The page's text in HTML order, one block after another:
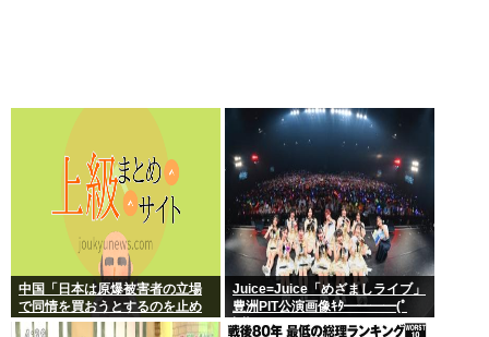
中国「日本は原爆被害者の立場
で同情を買おうとするのを止め
ろ」
Juice=Juice「めざましライブ」
豊洲PIT公演画像ｷﾀ━━━━(ﾟ
∀ﾟ)━━━━!!